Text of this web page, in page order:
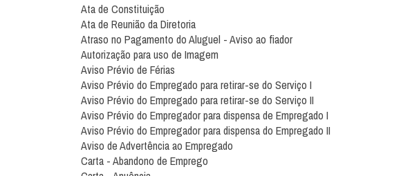
Ata de Constituição
Ata de Reunião da Diretoria
Atraso no Pagamento do Aluguel - Aviso ao fiador
Autorização para uso de Imagem
Aviso Prévio de Férias
Aviso Prévio do Empregado para retirar-se do Serviço I
Aviso Prévio do Empregado para retirar-se do Serviço II
Aviso Prévio do Empregador para dispensa de Empregado I
Aviso Prévio do Empregador para dispensa do Empregado II
Aviso de Advertência ao Empregado
Carta - Abandono de Emprego